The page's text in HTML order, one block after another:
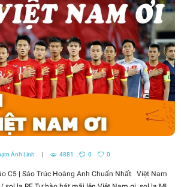
Ánh Linh 4881 0 0
C5 | Sáo Trúc Hoàng Anh Chuẩn Nhất Việt Nam